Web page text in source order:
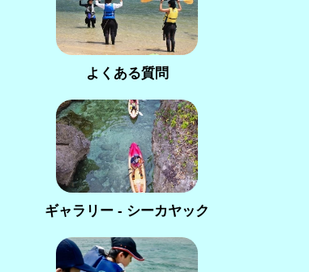
よくある質問
ギャラリー - シーカヤック